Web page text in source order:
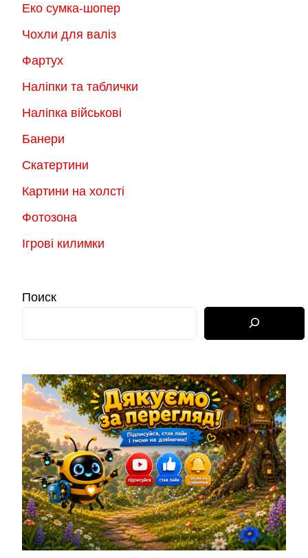
Еко сумка-шопер
Чохли для валіз
Фартух
Наліпки та таблички
Наліпка військові
Банери
Скатертини
Картини на холсті
Фотозона
Ігрові килимки
Поиск